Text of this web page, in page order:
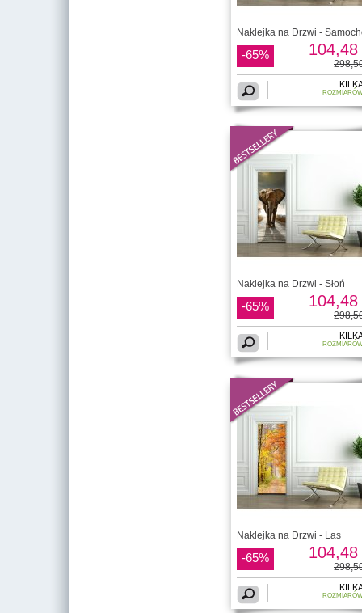
Naklejka na Drzwi -
-65% 104,48
Naklejka na Drzwi - Słoń
-65% 104,48
Naklejka na Drzwi - Las
-65% 104,48